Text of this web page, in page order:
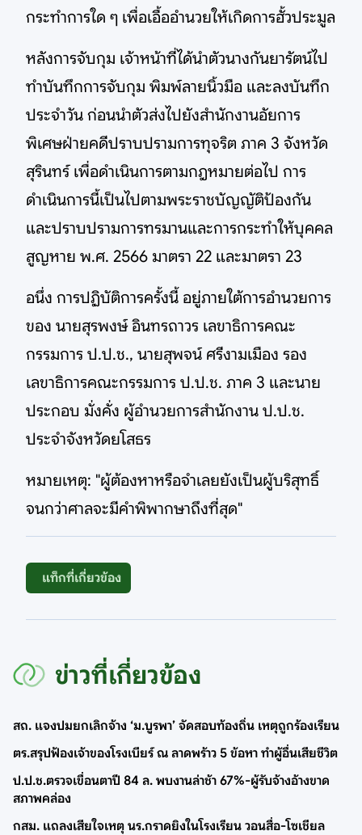
กระทำการใด ๆ เพื่อเอื้ออำนวยให้เกิดการฮั้วประมูล
หลังการจับกุม เจ้าหน้าที่ได้นำตัวนางกันยารัตน์ไป
ทำบันทึกการจับกุม พิมพ์ลายนิ้วมือ และลงบันทึก
ประจำวัน ก่อนนำตัวส่งไปยังสำนักงานอัยการ
พิเศษฝ่ายคดีปราบปรามการทุจริต ภาค 3 จังหวัด
สุรินทร์ เพื่อดำเนินการตามกฎหมายต่อไป การ
ดำเนินการนี้เป็นไปตามพระราชบัญญัติป้องกัน
และปราบปรามการทรมานและการกระทำให้บุคคล
สูญหาย พ.ศ. 2566 มาตรา 22 และมาตรา 23
อนึ่ง การปฏิบัติการครั้งนี้ อยู่ภายใต้การอำนวยการ
ของ นายสุรพงษ์ อินทรถาวร เลขาธิการคณะ
กรรมการ ป.ป.ช., นายสุพจน์ ศรีงามเมือง รอง
เลขาธิการคณะกรรมการ ป.ป.ช. ภาค 3 และนาย
ประกอบ มั่งคั่ง ผู้อำนวยการสำนักงาน ป.ป.ช.
ประจำจังหวัดยโสธร
หมายเหตุ: "ผู้ต้องหาหรือจำเลยยังเป็นผู้บริสุทธิ์
จนกว่าศาลจะมีคำพิพากษาถึงที่สุด"
แท็กที่เกี่ยวข้อง
ข่าวที่เกี่ยวข้อง
สถ. แจงปมยกเลิกจ้าง ‘ม.บูรพา’ จัดสอบท้องถิ่น เหตุถูกร้องเรียน
ตร.สรุปฟ้องเจ้าของโรงเบียร์ ณ ลาดพร้าว 5 ข้อหา ทำผู้อื่นเสียชีวิต
ป.ป.ช.ตรวจเขื่อนตาปี 84 ล. พบงานล่าช้า 67%-ผู้รับจ้างอ้างขาด
สภาพคล่อง
กสม. แถลงเสียใจเหตุ นร.กราดยิงในโรงเรียน วอนสื่อ-โซเชียล